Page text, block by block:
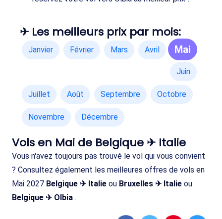
✈ Les meilleurs prix par mois:
Janvier Février Mars Avril Mai
Juin
Juillet Août Septembre Octobre
Novembre Décembre
Vols en Mai de Belgique ✈ Italie
Vous n'avez toujours pas trouvé le vol qui vous convient
? Consultez également les meilleures offres de vols en
Mai 2027 Belgique ✈ Italie ou Bruxelles ✈ Italie ou
Belgique ✈ Olbia .